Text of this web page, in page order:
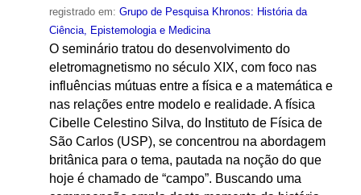
registrado em: Grupo de Pesquisa Khronos: História da
Ciência, Epistemologia e Medicina
O seminário tratou do desenvolvimento do
eletromagnetismo no século XIX, com foco nas
influências mútuas entre a física e a matemática e
nas relações entre modelo e realidade. A física
Cibelle Celestino Silva, do Instituto de Física de
São Carlos (USP), se concentrou na abordagem
britânica para o tema, pautada na noção do que
hoje é chamado de “campo”. Buscando uma